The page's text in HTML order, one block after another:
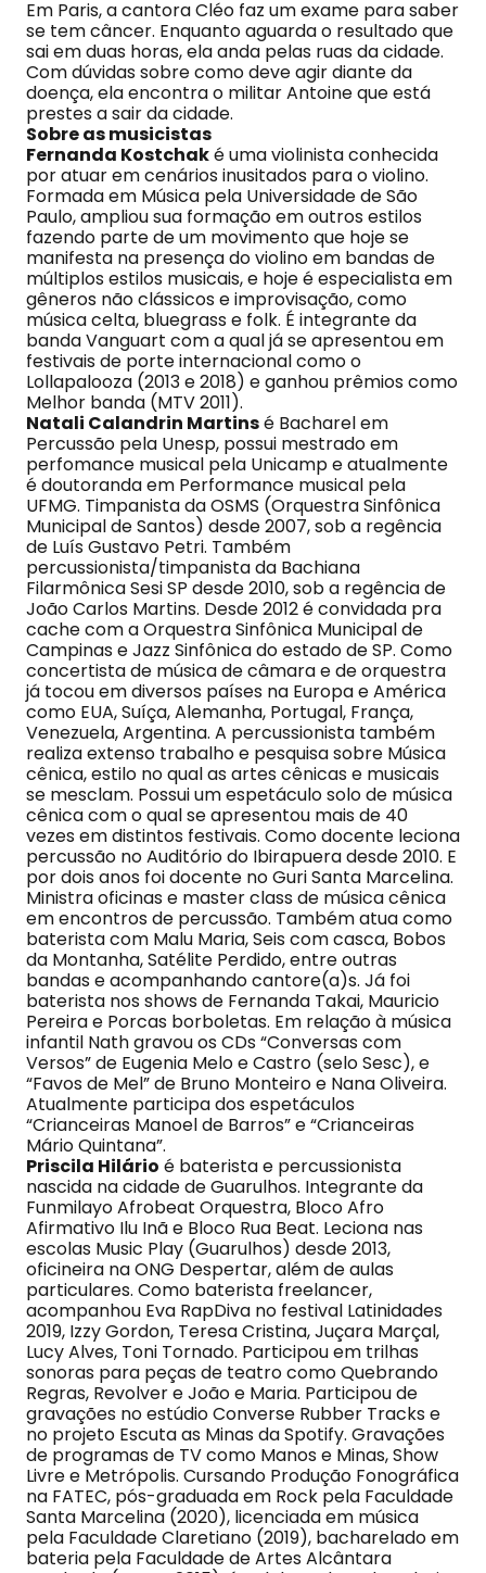
Em Paris, a cantora Cléo faz um exame para saber
se tem câncer. Enquanto aguarda o resultado que
sai em duas horas, ela anda pelas ruas da cidade.
Com dúvidas sobre como deve agir diante da
doença, ela encontra o militar Antoine que está
prestes a sair da cidade.
Sobre as musicistas
Fernanda Kostchaké uma violinista conhecida
por atuar em cenários inusitados para o violino.
Formada em Música pela Universidade de São
Paulo, ampliou sua formação em outros estilos
fazendo parte de um movimento que hoje se
manifesta na presença do violino em bandas de
múltiplos estilos musicais, e hoje é especialista em
gêneros não clássicos e improvisação, como
música celta, bluegrass e folk. É integrante da
banda Vanguart com a qual já se apresentou em
festivais de porte internacional como o
Lollapalooza (2013 e 2018) e ganhou prêmios como
Melhor banda (MTV 2011).
Natali Calandrin Martinsé Bacharel em
Percussão pela Unesp, possui mestrado em
perfomance musical pela Unicamp e atualmente
é doutoranda em Performance musical pela
UFMG. Timpanista da OSMS (Orquestra Sinfônica
Municipal de Santos) desde 2007, sob a regência
de Luís Gustavo Petri. Também
percussionista/timpanista da Bachiana
Filarmônica Sesi SP desde 2010, sob a regência de
João Carlos Martins. Desde 2012 é convidada pra
cache com a Orquestra Sinfônica Municipal de
Campinas e Jazz Sinfônica do estado de SP. Como
concertista de música de câmara e de orquestra
já tocou em diversos países na Europa e América
como EUA, Suíça, Alemanha, Portugal, França,
Venezuela, Argentina. A percussionista também
realiza extenso trabalho e pesquisa sobre Música
cênica, estilo no qual as artes cênicas e musicais
se mesclam. Possui um espetáculo solo de música
cênica com o qual se apresentou mais de 40
vezes em distintos festivais. Como docente leciona
percussão no Auditório do Ibirapuera desde 2010. E
por dois anos foi docente no Guri Santa Marcelina.
Ministra oficinas e master class de música cênica
em encontros de percussão. Também atua como
baterista com Malu Maria, Seis com casca, Bobos
da Montanha, Satélite Perdido, entre outras
bandas e acompanhando cantore(a)s. Já foi
baterista nos shows de Fernanda Takai, Mauricio
Pereira e Porcas borboletas. Em relação à música
infantil Nath gravou os CDs “Conversas com
Versos” de Eugenia Melo e Castro (selo Sesc), e
“Favos de Mel” de Bruno Monteiro e Nana Oliveira.
Atualmente participa dos espetáculos
“Crianceiras Manoel de Barros” e “Crianceiras
Mário Quintana”.
Priscila Hilário é baterista e percussionista
nascida na cidade de Guarulhos. Integrante da
Funmilayo Afrobeat Orquestra, Bloco Afro
Afirmativo Ilu Inã e Bloco Rua Beat. Leciona nas
escolas Music Play (Guarulhos) desde 2013,
oficineira na ONG Despertar, além de aulas
particulares. Como baterista freelancer,
acompanhou Eva RapDiva no festival Latinidades
2019, Izzy Gordon, Teresa Cristina, Juçara Marçal,
Lucy Alves, Toni Tornado. Participou em trilhas
sonoras para peças de teatro como Quebrando
Regras, Revolver e João e Maria. Participou de
gravações no estúdio Converse Rubber Tracks e
no projeto Escuta as Minas da Spotify. Gravações
de programas de TV como Manos e Minas, Show
Livre e Metrópolis. Cursando Produção Fonográfica
na FATEC, pós-graduada em Rock pela Faculdade
Santa Marcelina (2020), licenciada em música
pela Faculdade Claretiano (2019), bacharelado em
bateria pela Faculdade de Artes Alcântara